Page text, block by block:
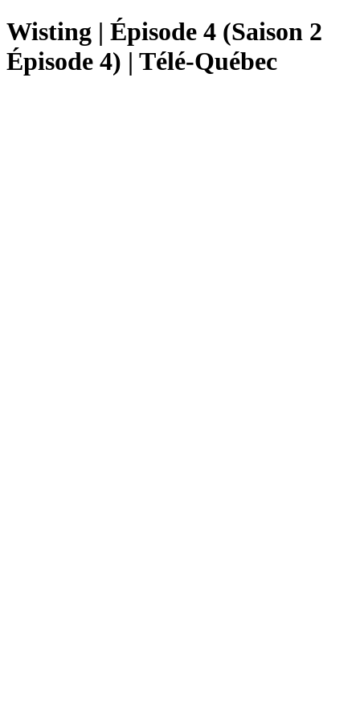
Wisting | Épisode 4 (Saison 2
Épisode 4) | Télé-Québec